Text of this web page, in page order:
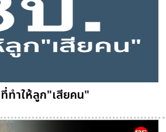
ทำให้ลูก"เสียคน"